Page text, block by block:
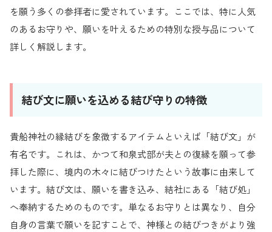
を願う多くの参拝者に愛されています。ここでは、特に人気
のあるお守りや、願いを叶えるための特別な授与品について
詳しく解説します。
結び文に願いを込める結び守りの特徴
貴船神社の縁結びを象徴するアイテムといえば「結び文」が
有名です。これは、かつて和泉式部が夫との復縁を願って参
拝した際に、境内の木々に結びつけたという故事に由来して
います。結び文は、願いを書き込み、結社にある「結び処」
へ奉納するためのものです。単なるお守りとは異なり、自分
自身の言葉で願いを記すことで、神様との結びつきがより強